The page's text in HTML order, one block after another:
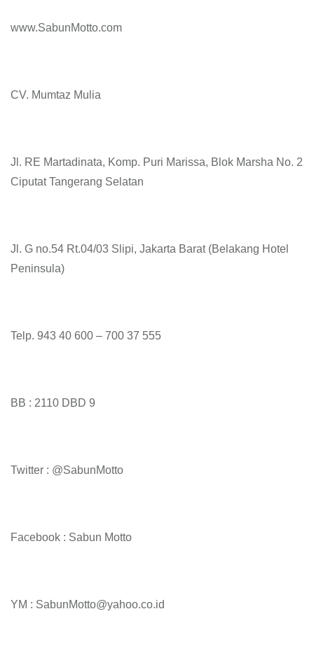
www.SabunMotto.com
CV. Mumtaz Mulia
Jl. RE Martadinata, Komp. Puri Marissa, Blok Marsha No. 2
Ciputat Tangerang Selatan
Jl. G no.54 Rt.04/03 Slipi, Jakarta Barat (Belakang Hotel
Peninsula)
Telp. 943 40 600 – 700 37 555
BB : 2110 DBD 9
Twitter : @SabunMotto
Facebook : Sabun Motto
YM : SabunMotto@yahoo.co.id